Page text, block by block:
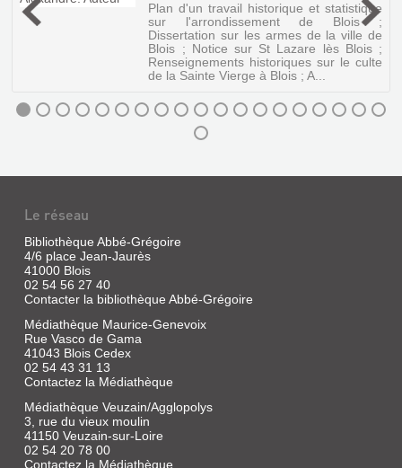
LA
LES
NOTES
D'HISTOIRE
LOC...
Livre
Bleau,
Abbé,
1941
(Coll.
du
dimanche
qui
suit
Plan d'un travail historique et statistique
sur l'arrondissement de Blois ;
Dissertation sur les armes de la ville de
Blois ; Notice sur St Lazare lès Blois ;
Renseignements historiques sur le culte
de la Sainte Vierge à Blois ; A...
MÉLANGES
D'HISTOIRE
LOCALE,
1ER
VOLUME
Livre
|
Dupre,
Alexandre
Plan
d'un
Le réseau
Bibliothèque Abbé-Grégoire
4/6 place Jean-Jaurès
41000 Blois
02 54 56 27 40
Contacter la bibliothèque Abbé-Grégoire
Médiathèque Maurice-Genevoix
Rue Vasco de Gama
41043 Blois Cedex
02 54 43 31 13
Contactez la Médiathèque
Médiathèque Veuzain/Agglopolys
3, rue du vieux moulin
41150 Veuzain-sur-Loire
02 54 20 78 00
Contactez la Médiathèque